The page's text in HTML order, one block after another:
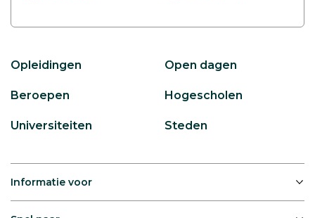
Opleidingen Open dagen
Beroepen Hogescholen
Universiteiten Steden
Informatie voor